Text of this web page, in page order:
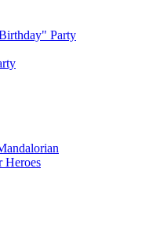
Party
Heroes